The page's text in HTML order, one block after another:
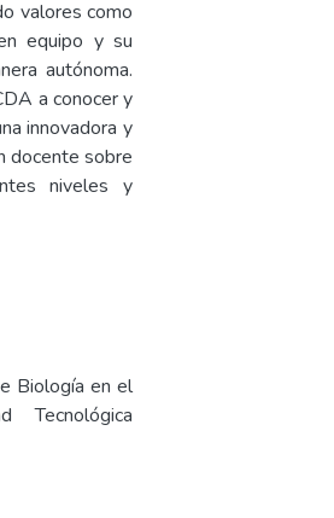
valores como
equipo y su
autónoma.
a conocer y
innovadora y
docente sobre
niveles y
Biología en el
Tecnológica